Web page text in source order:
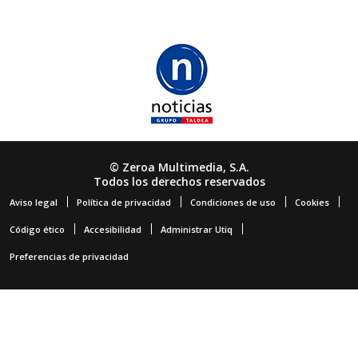
© Zeroa Multimedia, S.A.
Todos los derechos reservados
Aviso legal Política de privacidad Condiciones de uso Cookies
Código ético Accesibilidad Administrar Utiq
Preferencias de privacidad